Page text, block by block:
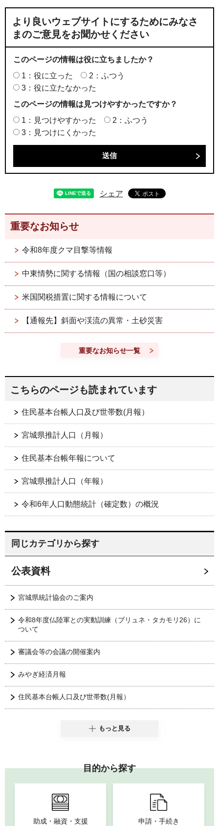
より良いウェブサイトにするためにみなさ
まのご意見をお聞かせください
このページの情報は役に立ちましたか？
1：役に立った
2：ふつう
3：役に立たなかった
このページの情報は見つけやすかったですか？
1：見つけやすかった
2：ふつう
3：見つけにくかった
シェア
重要なお知らせ
令和8年度クマ目撃等情報
中東情勢に関する情報（国の相談窓口等）
米国関税措置に関する情報について
【通報先】斜面や渓流の異常・土砂災害
重要なお知らせ一覧
こちらのページも読まれています
住民基本台帳人口及び世帯数(月報）
宮城県推計人口（月報）
住民基本台帳年報について
宮城県推計人口（年報）
令和6年人口動態統計（確定数）の概況
同じカテゴリから探す
公表資料
宮城県統計協会のご案内
令和8年度仏陸軍との実動訓練（ブリュネ・タカモリ26）に
ついて
審議会等の会議の開催案内
みやぎ経済月報
住民基本台帳人口及び世帯数(月報）
もっと見る
目的から探す
助成・融資・支援 申請・手続き